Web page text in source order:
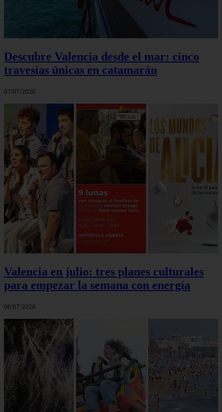
Descubre Valencia desde el mar: cinco
travesías únicas en catamarán
07/07/2026
Valencia en julio: tres planes culturales
para empezar la semana con energía
06/07/2026